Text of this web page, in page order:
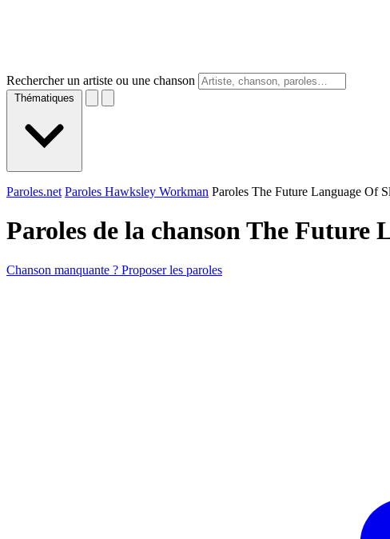
Rechercher un artiste ou une chanson
Thématiques
Paroles.net Paroles Hawksley Workman Paroles The Future Language Of
Paroles de la chanson The Future
Chanson manquante ? Proposer les paroles